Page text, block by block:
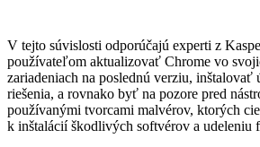
V tejto súvislosti odporúčajú experti z
používateľom aktualizovať Chrome vo
zariadeniach na poslednú verziu, inštalovať
riešenia, a rovnako byť na pozore pred
používanými tvorcami malvérov, ktorých
k inštalácií škodlivých softvérov a udeleniu